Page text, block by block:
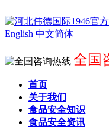
English 中文简体
全国
首页
关于我们
食品安全知识
食品安全资讯